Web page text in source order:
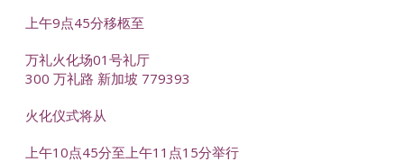
上午9点45分移柩至
万礼火化场01号礼厅
300 万礼路 新加坡 779393
火化仪式将从
上午10点45分至上午11点15分举行